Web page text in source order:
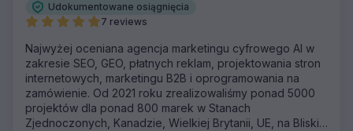
Udokumentowane osiągnięcia
7 reviews
Najwyżej oceniana agencja marketingu cyfrowego AI w
zakresie SEO, GEO, płatnych reklam, projektowania stron
internetowych, marketingu B2B i oprogramowania na
zamówienie. Od 2021 roku zrealizowaliśmy ponad 5000
projektów dla ponad 800 marek w Stanach
Zjednoczonych, Kanadzie, Wielkiej Brytanii, UE, na Bliskim